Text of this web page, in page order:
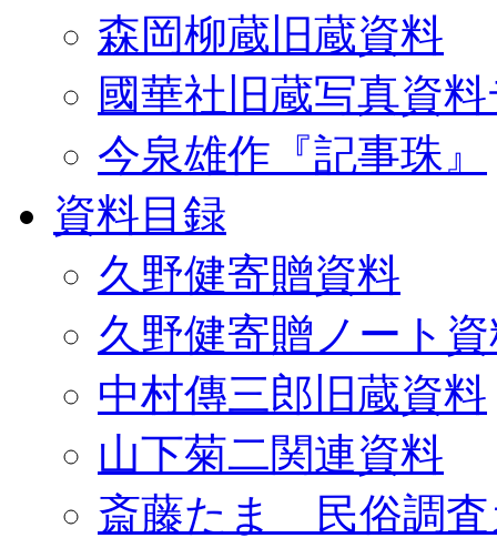
森岡柳蔵旧蔵資料
國華社旧蔵写真資
今泉雄作『記事珠』
資料目録
久野健寄贈資料
久野健寄贈ノート
中村傳三郎旧蔵資料
山下菊二関連資料
斎藤たま 民俗調査